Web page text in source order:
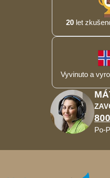
20 let
Vyvinuto a
Po-